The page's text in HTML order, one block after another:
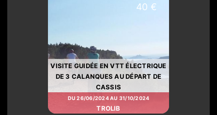
40 €
VISITE GUIDÉE EN VTT ÉLECTRIQUE
DE 3 CALANQUES AU DÉPART DE
CASSIS
DU 26/06/2024 AU 31/10/2024
TROLIB